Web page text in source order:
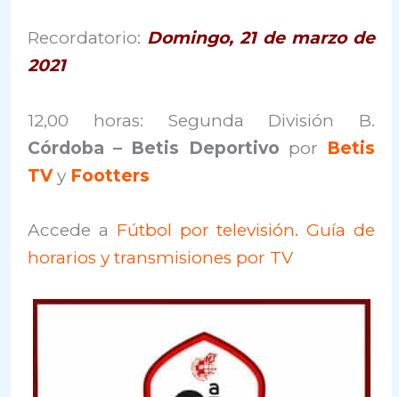
Recordatorio: Domingo, 21 de marzo de
2021
12,00 horas: Segunda División B.
Córdoba – Betis Deportivo por Betis
TVy Footters
Accede a Fútbol por televisión. Guía de
horarios y transmisiones por TV